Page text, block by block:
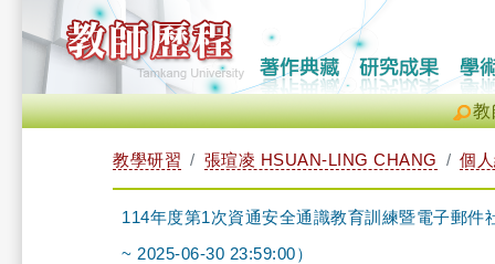
教
教學研習 張瑄凌 HSUAN-LING CHANG 個
114年度第1次資通安全通識教育訓練暨電子郵
~ 2025-06-30 23:59:00）